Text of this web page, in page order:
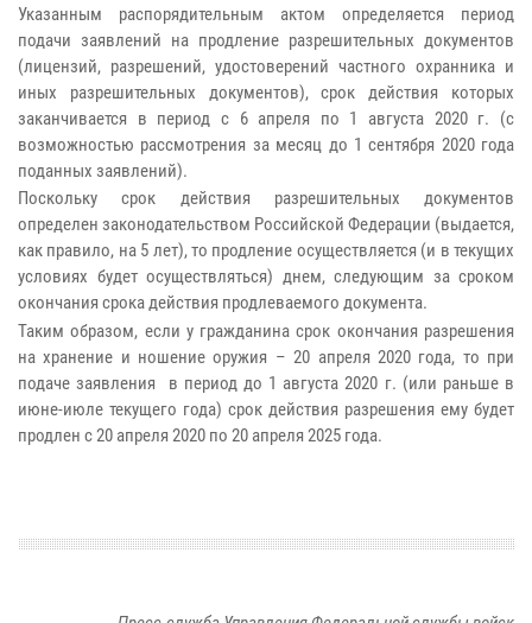
Указанным распорядительным актом определяется период
подачи заявлений на продление разрешительных документов
(лицензий, разрешений, удостоверений частного охранника и
иных разрешительных документов), срок действия которых
заканчивается в период с 6 апреля по 1 августа 2020 г. (с
возможностью рассмотрения за месяц до 1 сентября 2020 года
поданных заявлений).
Поскольку срок действия разрешительных документов
определен законодательством Российской Федерации (выдается,
как правило, на 5 лет), то продление осуществляется (и в текущих
условиях будет осуществляться) днем, следующим за сроком
окончания срока действия продлеваемого документа.
Таким образом, если у гражданина срок окончания разрешения
на хранение и ношение оружия – 20 апреля 2020 года, то при
подаче заявления в период до 1 августа 2020 г. (или раньше в
июне-июле текущего года) срок действия разрешения ему будет
продлен с 20 апреля 2020 по 20 апреля 2025 года.